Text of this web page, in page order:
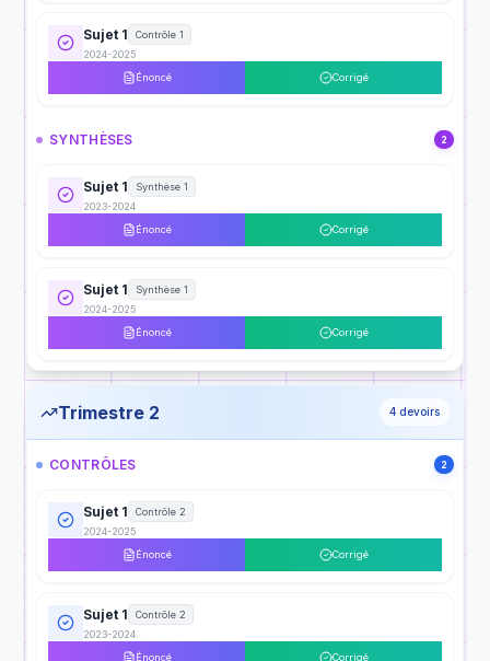
Sujet 1
Contrôle 1
2024-2025
Énoncé
Corrigé
SYNTHÈSES 2
Sujet 1
Synthèse 1
2023-2024
Énoncé
Corrigé
Sujet 1
Synthèse 1
2024-2025
Énoncé
Corrigé
Trimestre 2 4 devoirs
CONTRÔLES 2
Sujet 1
Contrôle 2
2024-2025
Énoncé
Corrigé
Sujet 1
Contrôle 2
2023-2024
Énoncé
Corrigé